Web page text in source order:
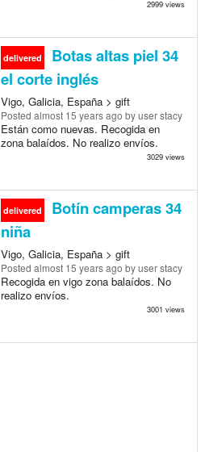
2999 views
delivered
Botas altas piel 34
el corte inglés
Vigo, Galicia, España > gift
Posted almost 15 years ago by user stacy
Están como nuevas. Recogida en
zona balaídos. No realizo envíos.
3029 views
delivered
Botín camperas 34
niña
Vigo, Galicia, España > gift
Posted almost 15 years ago by user stacy
Recogida en vigo zona balaídos. No
realizo envíos.
3001 views